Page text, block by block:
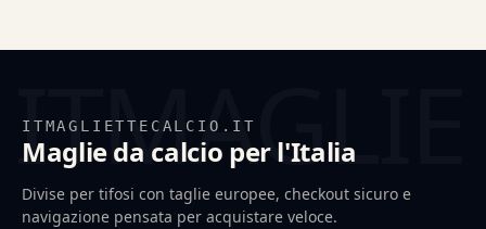
ITMAGLIETTECALCIO.IT
Maglie da calcio per l'Italia
Divise per tifosi con taglie europee, checkout sicuro e
navigazione pensata per acquistare veloce.